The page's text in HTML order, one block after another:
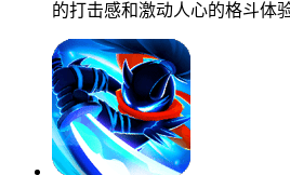
的打击感和激动人心的格斗体验